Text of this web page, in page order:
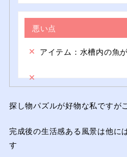
悪い点
アイテム：水槽内の魚
探し物パズルが好物な私ですが
完成後の生活感ある風景は他に
す